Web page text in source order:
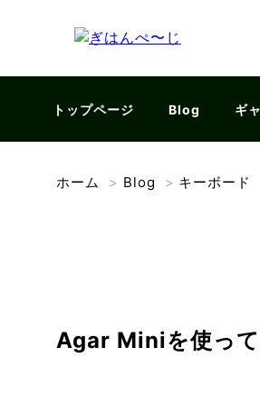
トップページ Blog ギ
ホーム > Blog > キーボード
Agar Miniを使っ